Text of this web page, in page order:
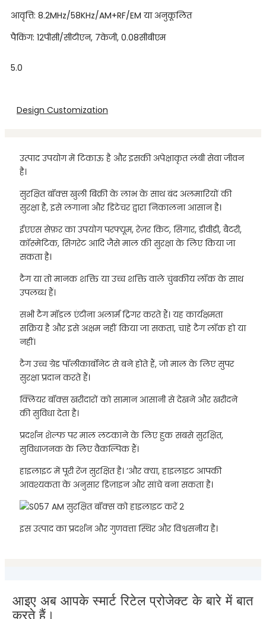
आवृत्ति: 8.2MHz/58KHz/AM+RF/EM या अनुकूलित
पैकिंग: 12पीसी/सीटीएन, 7केजी, 0.08सीबीएम
5.0
Design Customization
उत्पाद उपयोग में टिकाऊ है और इसकी अपेक्षाकृत लंबी सेवा जीवन
है।
सुरक्षित बॉक्स खुली बिक्री के लाभ के साथ बंद अलमारियों की
सुरक्षा है, इसे लगाना और डिटेचर द्वारा निकालना आसान है।
ईएएस सेफ़र का उपयोग परफ्यूम, रेज़र किट, सिगार, डीवीडी, बैटरी,
कॉस्मेटिक, सिगरेट आदि जैसे माल की सुरक्षा के लिए किया जा
सकता है।
टैग या तो मानक शक्ति या उच्च शक्ति वाले चुंबकीय लॉक के साथ
उपलब्ध हैं।
सभी टैग मॉडल एंटीना अलार्म ट्रिगर करते हैं। यह कार्यक्षमता
सक्रिय है और इसे अक्षम नहीं किया जा सकता, चाहे टैग लॉक हो या
नहीं।
टैग उच्च ग्रेड पॉलीकार्बोनेट से बने होते हैं, जो माल के लिए सुपर
सुरक्षा प्रदान करते हैं।
क्लियर बॉक्स खरीदारों को सामान आसानी से देखने और खरीदने
की सुविधा देता है।
प्रदर्शन शेल्फ पर माल लटकाने के लिए हुक सबसे सुरक्षित,
सुविधाजनक के लिए वैकल्पिक हैं।
हाइलाइट में पूरी रेंज सुरक्षित है। ’और क्या, हाइलाइट आपकी
आवश्यकता के अनुसार डिज़ाइन और सांचे बना सकता है।
इस उत्पाद का प्रदर्शन और गुणवत्ता स्थिर और विश्वसनीय है।
आइए अब आपके स्मार्ट रिटेल प्रोजेक्ट के बारे में बात
करते हैं।